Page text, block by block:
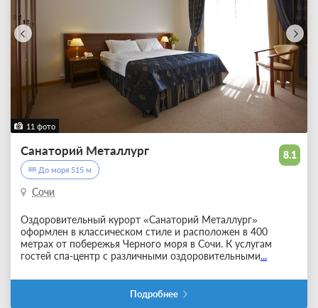
11 фото
8.1
Санаторий Металлург
До моря 515 м
Сочи
Оздоровительный курорт «Санаторий Металлург»
оформлен в классическом стиле и расположен в 400
метрах от побережья Черного моря в Сочи. К услугам
гостей спа-центр с различными оздоровительными...
Подробнее